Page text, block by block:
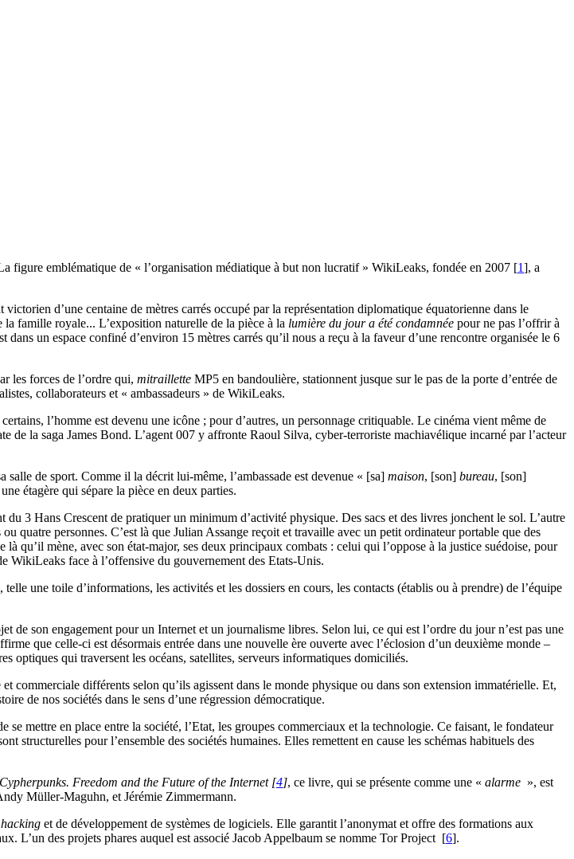
figure emblématique de « l’organisation médiatique à but non lucratif » WikiLeaks, fondée en 2007 [1], a
d’une centaine de mètres carrés occupé par la représentation diplomatique équatorienne dans le
famille royale... L’exposition naturelle de la pièce à la lumière du jour a été condamnée pour ne pas l’offrir à
un espace confiné d’environ 15 mètres carrés qu’il nous a reçu à la faveur d’une rencontre organisée le 6
les forces de l’ordre qui, mitraillette MP5 en bandoulière, stationnent jusque sur le pas de la porte d’entrée de
collaborateurs et « ambassadeurs » de WikiLeaks.
l’homme est devenu une icône ; pour d’autres, un personnage critiquable. Le cinéma vient même de
de la saga James Bond. L’agent 007 y affronte Raoul Silva, cyber-terroriste machiavélique incarné par l’acteur
de sport. Comme il la décrit lui-même, l’ambassade est devenue « [sa] maison, [son] bureau, [son]
étagère qui sépare la pièce en deux parties.
3 Hans Crescent de pratiquer un minimum d’activité physique. Des sacs et des livres jonchent le sol. L’autre
quatre personnes. C’est là que Julian Assange reçoit et travaille avec un petit ordinateur portable que des
qu’il mène, avec son état-major, ses deux principaux combats : celui qui l’oppose à la justice suédoise, pour
WikiLeaks face à l’offensive du gouvernement des Etats-Unis.
une toile d’informations, les activités et les dossiers en cours, les contacts (établis ou à prendre) de l’équipe
de son engagement pour un Internet et un journalisme libres. Selon lui, ce qui est l’ordre du jour n’est pas une
que celle-ci est désormais entrée dans une nouvelle ère ouverte avec l’éclosion d’un deuxième monde –
optiques qui traversent les océans, satellites, serveurs informatiques domiciliés.
différents selon qu’ils agissent dans le monde physique ou dans son extension immatérielle. Et,
de nos sociétés dans le sens d’une régression démocratique.
mettre en place entre la société, l’Etat, les groupes commerciaux et la technologie. Ce faisant, le fondateur
structurelles pour l’ensemble des sociétés humaines. Elles remettent en cause les schémas habituels des
Cypherpunks. Freedom and the Future of the Internet[4], ce livre, qui se présente comme une « alarme », est
Müller-Maguhn, et Jérémie Zimmermann.
hacking et de développement de systèmes de logiciels. Elle garantit l’anonymat et offre des formations aux
L’un des projets phares auquel est associé Jacob Appelbaum se nomme Tor Project [6].